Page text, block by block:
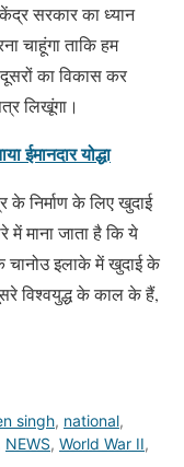
सरकार का ध्यान
चाहूंगा ताकि हम
का विकास कर
लिखूंगा।
ईमानदार योद्धा
के निर्माण के लिए खुदाई
माना जाता है कि ये
चानोउ इलाके में खुदाई के
विश्वयुद्ध के काल के हैं,
singh, national,
NEWS, World War II,